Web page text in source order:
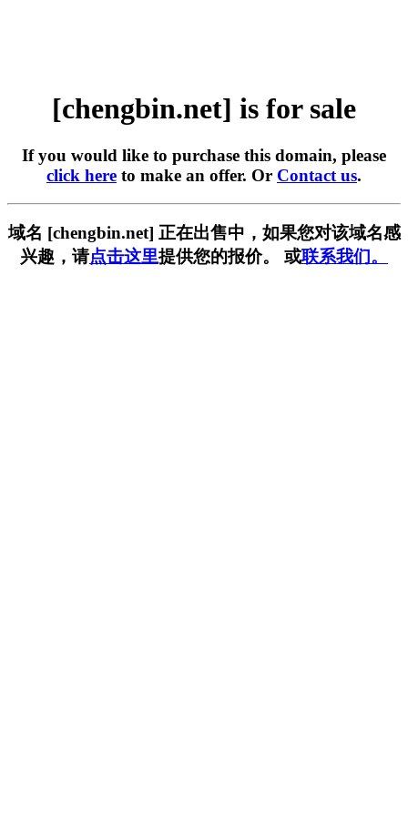
[chengbin.net] is for sale
If you would like to purchase this domain, please
click here to make an offer. Or Contact us.
域名 [chengbin.net] 正在出售中，如果您对该域名感
兴趣，请点击这里提供您的报价。 或联系我们。